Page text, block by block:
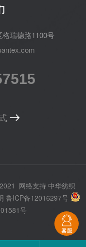
瑞德路1100号
网络支持 中华纺织
鲁ICP备12016297号
号